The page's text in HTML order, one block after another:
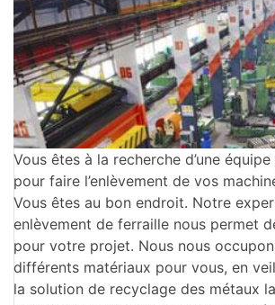
Vous êtes à la recherche d’une
pour faire l’enlèvement de vos
Vous êtes au bon endroit. Notre
enlèvement de ferraille nous permet
pour votre projet. Nous nous
différents matériaux pour vous, en
la solution de recyclage des métaux